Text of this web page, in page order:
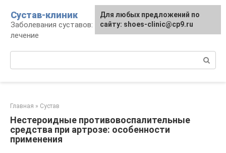
контенту
Сустав-клиник
Заболевания суставов: профилактика и
лечение
Главная » Сустав
Нестероидные противовоспалительные
средства при артрозе: особенности
применения
Для любых предложений по
сайту: shoes-clinic@cp9.ru